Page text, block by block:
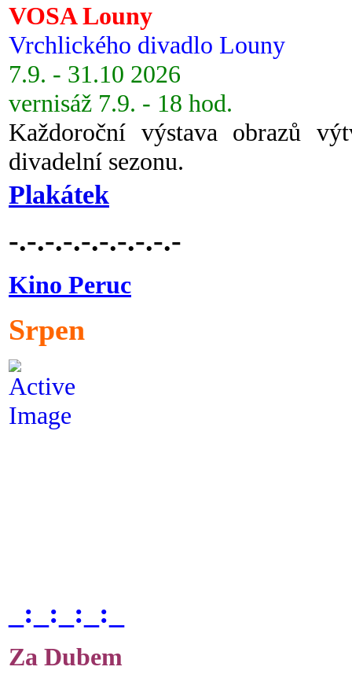
VOSA Louny
Vrchlického divadlo Louny
7.9. - 31.10 2026
vernisáž 7.9. - 18 hod.
Každoroční výstava obrazů
divadelní sezonu.
Plakátek
-.-.-.-.-.-.-.-.-.-
Kino Peruc
Srpen
_:_:_:_:_
Za Dubem